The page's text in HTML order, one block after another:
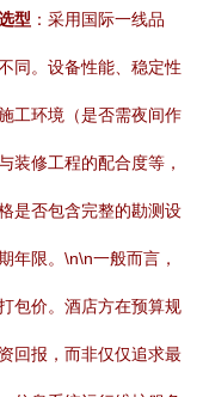
型 ：采用国际一线品
同。设备性能、稳定性
工环境（是否需夜间作
装修工程的配合度等，
格是否包含完整的勘测设
年限。\n\n一般而言，
包价。酒店方在预算规
回报，而非仅仅追求最